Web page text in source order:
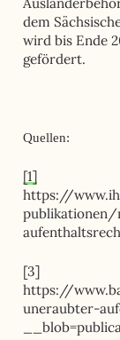
dem
wird bis Ende
gefördert.
Quellen:
[1]
https://
[3]
https://
uneraubter-